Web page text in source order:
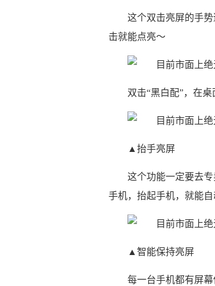
这个双击亮屏的手
击就能点亮～
双击“黑白配”，在
▲抬手亮屏
这个功能一定要去
手机，抬起手机，就能自
▲智能保持亮屏
每一台手机都有屏